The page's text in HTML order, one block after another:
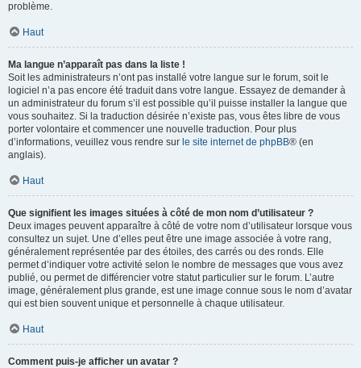
problème.
Haut
Ma langue n’apparaît pas dans la liste !
Soit les administrateurs n’ont pas installé votre langue sur le forum, soit le
logiciel n’a pas encore été traduit dans votre langue. Essayez de demander à
un administrateur du forum s’il est possible qu’il puisse installer la langue que
vous souhaitez. Si la traduction désirée n’existe pas, vous êtes libre de vous
porter volontaire et commencer une nouvelle traduction. Pour plus
d’informations, veuillez vous rendre sur le site internet de phpBB® (en
anglais).
Haut
Que signifient les images situées à côté de mon nom d’utilisateur ?
Deux images peuvent apparaître à côté de votre nom d’utilisateur lorsque vous
consultez un sujet. Une d’elles peut être une image associée à votre rang,
généralement représentée par des étoiles, des carrés ou des ronds. Elle
permet d’indiquer votre activité selon le nombre de messages que vous avez
publié, ou permet de différencier votre statut particulier sur le forum. L’autre
image, généralement plus grande, est une image connue sous le nom d’avatar
qui est bien souvent unique et personnelle à chaque utilisateur.
Haut
Comment puis-je afficher un avatar ?